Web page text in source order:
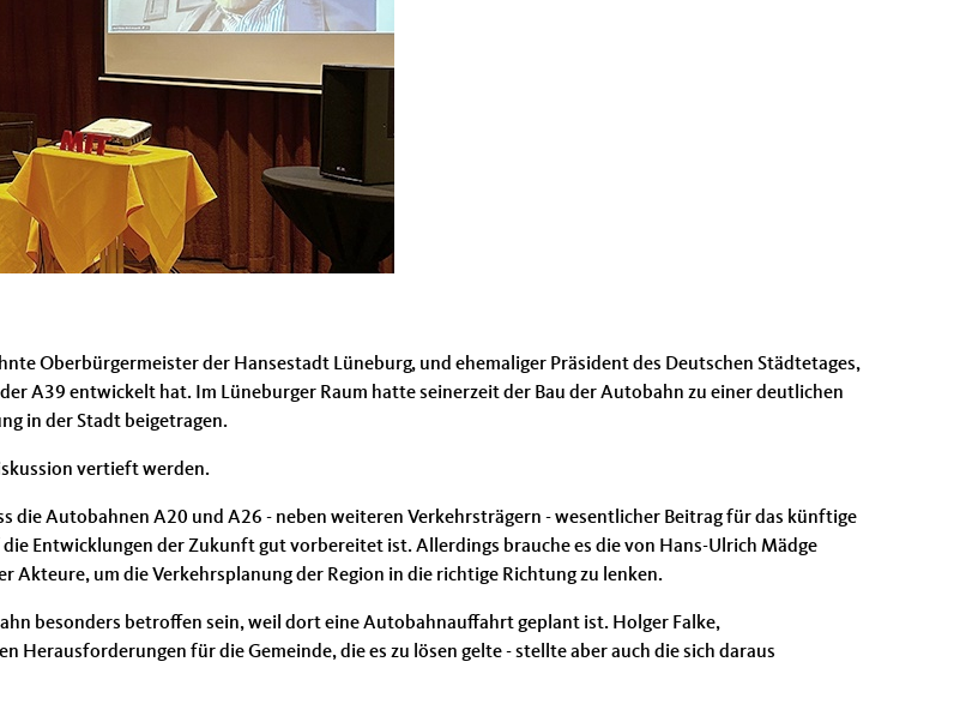
Oberbürgermeister der Hansestadt Lüneburg, und ehemaliger Präsident des Deutschen Städtetages,
A39 entwickelt hat. Im Lüneburger Raum hatte seinerzeit der Bau der Autobahn zu einer deutlichen
in der Stadt beigetragen.
vertieft werden.
die Autobahnen A20 und A26 - neben weiteren Verkehrsträgern - wesentlicher Beitrag für das künftige
Entwicklungen der Zukunft gut vorbereitet ist. Allerdings brauche es die von Hans-Ulrich Mädge
um die Verkehrsplanung der Region in die richtige Richtung zu lenken.
besonders betroffen sein, weil dort eine Autobahnauffahrt geplant ist. Holger Falke,
Herausforderungen für die Gemeinde, die es zu lösen gelte - stellte aber auch die sich daraus